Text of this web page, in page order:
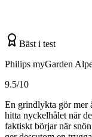
Bäst i test
Philips myGarden
9.5/10
En grindlykta gör mer
hitta nyckelhålet när
faktiskt börjar när